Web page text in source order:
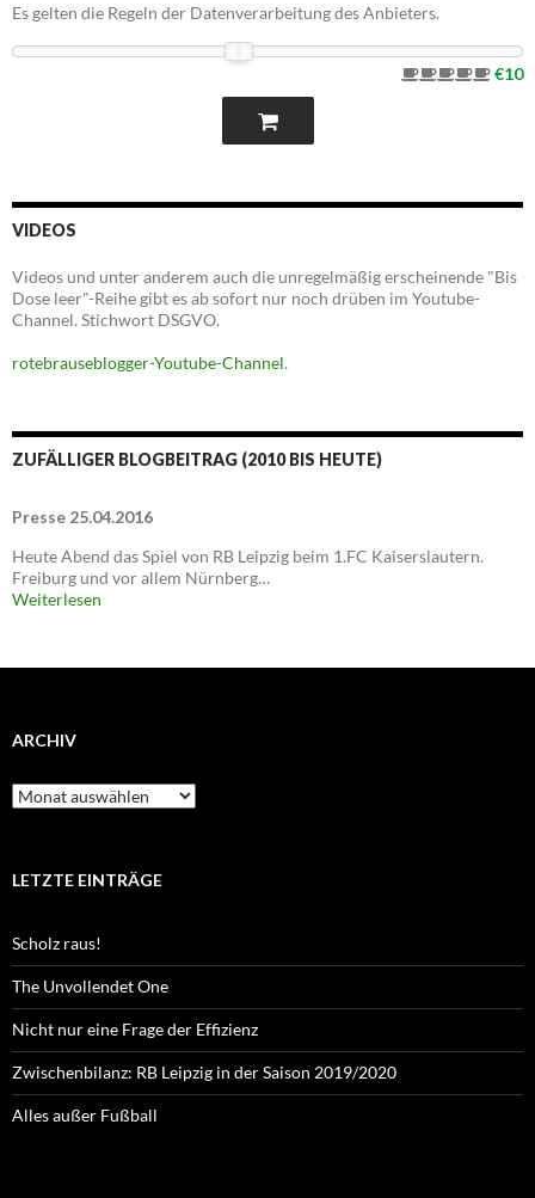
Es gelten die Regeln der Datenverarbeitung des Anbieters.
€10
VIDEOS
Videos und unter anderem auch die unregelmäßig erscheinende "Bis
Dose leer"-Reihe gibt es ab sofort nur noch drüben im Youtube-
Channel. Stichwort DSGVO.
rotebrauseblogger-Youtube-Channel.
ZUFÄLLIGER BLOGBEITRAG (2010 BIS HEUTE)
Presse 25.04.2016
Heute Abend das Spiel von RB Leipzig beim 1.FC Kaiserslautern.
Freiburg und vor allem Nürnberg…
Weiterlesen
ARCHIV
Archiv
LETZTE EINTRÄGE
Scholz raus!
The Unvollendet One
Nicht nur eine Frage der Effizienz
Zwischenbilanz: RB Leipzig in der Saison 2019/2020
Alles außer Fußball